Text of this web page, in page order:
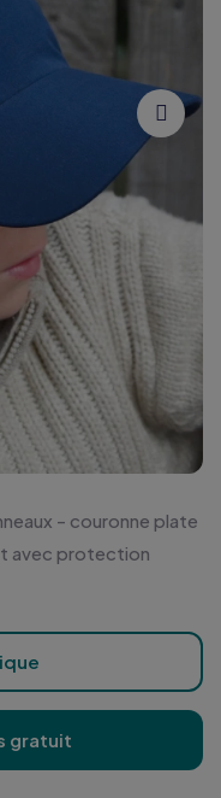
- couronne plate
avec protection
gratuit